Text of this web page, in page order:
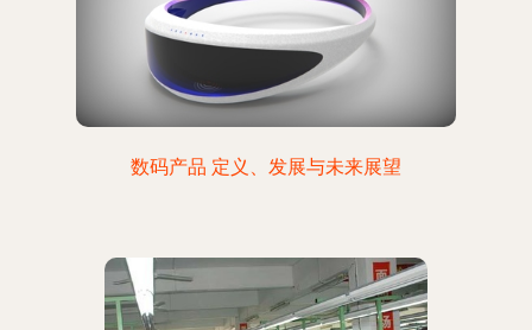
数码产品 定义、发展与未来展望